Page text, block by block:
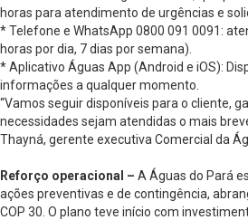
horas para atendimento de urgências e
* Telefone e WhatsApp 0800 091 0091:
horas por dia, 7 dias por semana).
* Aplicativo Águas App (Android e iOS):
informações a qualquer momento.
“Vamos seguir disponíveis para o cliente,
necessidades sejam atendidas o mais
Thayná, gerente executiva Comercial da
Reforço operacional – A Águas do Pará
ações preventivas e de contingência,
COP 30. O plano teve início com